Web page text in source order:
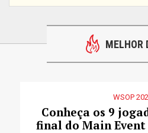
MELHOR
WSOP
Conheça os 9
final do Main Event